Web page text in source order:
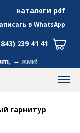
каталоги pdf
в WhatsApp
239 41 41
гарнитур